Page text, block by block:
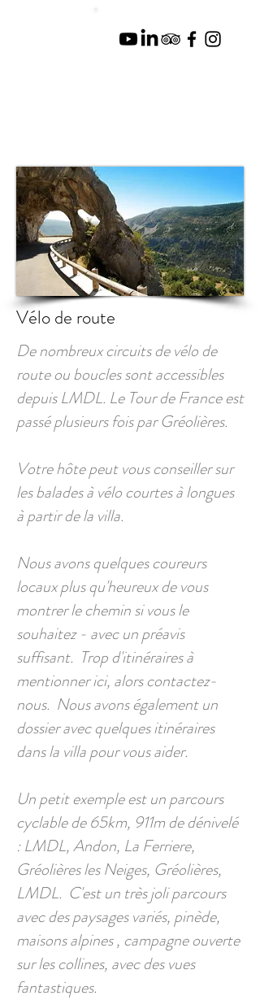
Vélo de route
De nombreux circuits de vélo de
route ou boucles sont accessibles
depuis LMDL. Le Tour de France est
passé plusieurs fois par Gréolières.
Votre hôte peut vous conseiller sur
les balades à vélo courtes à longues
à partir de la villa.
Nous avons quelques coureurs
locaux plus qu'heureux de vous
montrer le chemin si vous le
souhaitez - avec un préavis
suffisant. Trop d'itinéraires à
mentionner ici, alors contactez-
nous. Nous avons également un
dossier avec quelques itinéraires
dans la villa pour vous aider.
Un petit exemple est un parcours
cyclable de 65km, 911m de dénivelé
: LMDL, Andon, La Ferriere,
Gréolières les Neiges, Gréolières,
LMDL. C'est un très joli parcours
avec des paysages variés, pinède,
maisons alpines , campagne ouverte
sur les collines, avec des vues
fantastiques.